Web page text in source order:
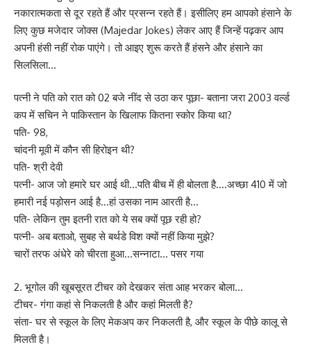
नकारात्मकता से दूर रहते हैं और प्रसन्न रहते हैं। इसीलिए हम आपको हंसाने के
लिए कुछ मजेदार जोक्स (Majedar Jokes) लेकर आए हैं जिन्हें पढ़कर आप
अपनी हंसी नहीं रोक पाएंगे। तो आइए शुरू करते हैं हंसने और हंसाने का
सिलसिला…
पत्नी ने पति को रात को 02 बजे नींद से उठा कर पूछा- बताना जरा 2003 वर्ल्ड
कप में सचिन ने पाकिस्तान के खिलाफ कितना स्कोर किया था?
पति- 98,
चांदनी मूवी में कौन सी हिरोइन थी?
पति- श्री देवी
पत्नी- आज जो हमारे घर आई थी…पति बीच में ही बोलता है….अच्छा 410 में जो
हमारी नई पड़ोसन आई है…हां उसका नाम आरती है…
पति- लेकिन तुम इतनी रात को ये सब क्यों पूछ रही हो?
पत्नी- अब बताओ, सुबह से बर्थडे विश क्यों नहीं किया मुझे?
चारों तरफ अंधेरे को चीरता हुआ…सन्नाटा… पसर गया
2. भूगोल की खूबसूरत टीचर को देखकर संता आह भरकर बोला…
टीचर- गंगा कहां से निकलती है और कहां मिलती है?
संता- घर से स्कूल के लिए मेकअप कर निकलती है, और स्कूल के पीछे कालू से
मिलती है।